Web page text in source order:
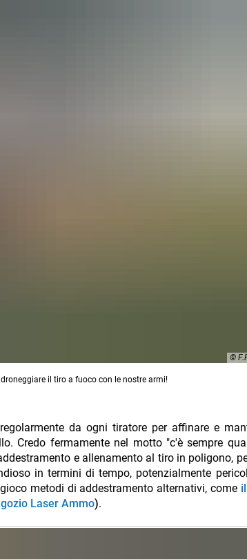
©
il tiro a fuoco con le nostre armi!
da ogni tiratore per affinare e
Credo fermamente nel motto "c'è sempre
e allenamento al tiro in poligono,
in termini di tempo, potenzialmente
metodi di addestramento alternativi, come
Laser Ammo).